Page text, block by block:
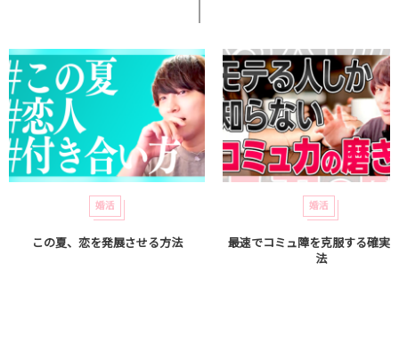
婚活
この夏、恋を発展させる方法
婚活
最速でコミュ障を克服する確実
法